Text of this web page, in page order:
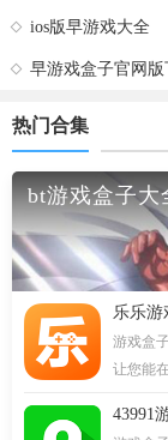
ios版早游戏大全
早游戏盒子官网版
热门合集
bt游戏盒子大
乐乐游
游戏盒
让您能
43991